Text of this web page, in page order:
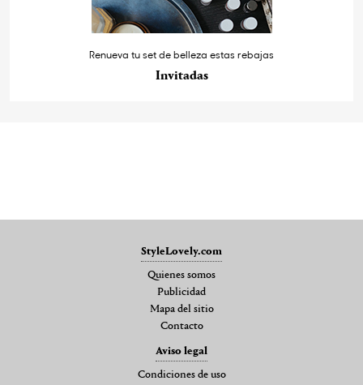
Renueva tu set de belleza estas rebajas
Invitadas
StyleLovely.com
Quienes somos
Publicidad
Mapa del sitio
Contacto
Aviso legal
Condiciones de uso